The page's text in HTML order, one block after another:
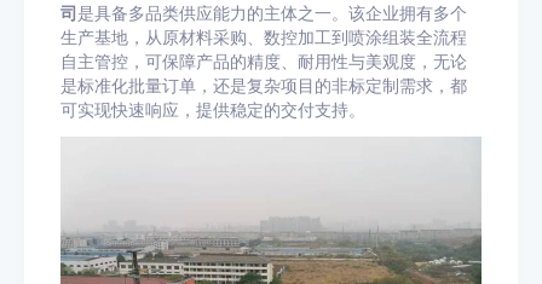
司是具备多品类供应能力的主体之一。该企业拥有多个
生产基地，从原材料采购、数控加工到喷涂组装全流程
自主管控，可保障产品的精度、耐用性与美观度，无论
是标准化批量订单，还是复杂项目的非标定制需求，都
可实现快速响应，提供稳定的交付支持。